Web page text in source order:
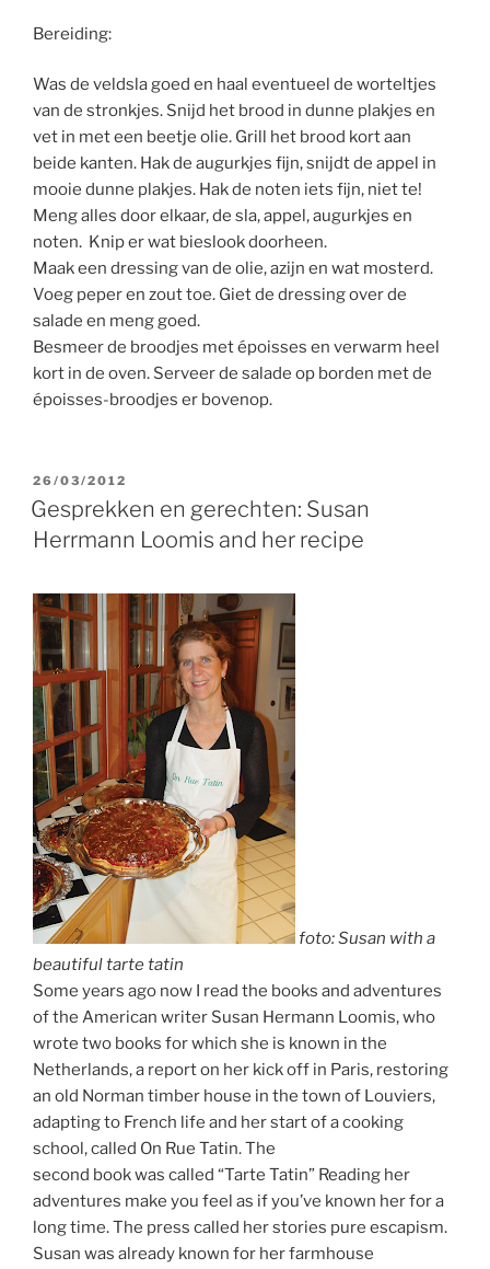
Bereiding:
Was de veldsla goed en haal eventueel de worteltjes
van de stronkjes. Snijd het brood in dunne plakjes en
vet in met een beetje olie. Grill het brood kort aan
beide kanten. Hak de augurkjes fijn, snijdt de appel in
mooie dunne plakjes. Hak de noten iets fijn, niet te!
Meng alles door elkaar, de sla, appel, augurkjes en
noten. Knip er wat bieslook doorheen.
Maak een dressing van de olie, azijn en wat mosterd.
Voeg peper en zout toe. Giet de dressing over de
salade en meng goed.
Besmeer de broodjes met époisses en verwarm heel
kort in de oven. Serveer de salade op borden met de
époisses-broodjes er bovenop.
GEPLAATST
OP
26/03/2012
Gesprekken en gerechten: Susan
Herrmann Loomis and her recipe
foto: Susan with a
beautiful tarte tatin
Some years ago now I read the books and adventures
of the American writer Susan Hermann Loomis, who
wrote two books for which she is known in the
Netherlands, a report on her kick off in Paris, restoring
an old Norman timber house in the town of Louviers,
adapting to French life and her start of a cooking
school, called On Rue Tatin. The
second book was called “Tarte Tatin” Reading her
adventures make you feel as if you’ve known her for a
long time. The press called her stories pure escapism.
Susan was already known for her farmhouse